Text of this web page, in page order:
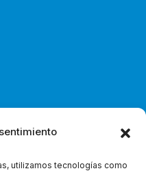
utilizamos tecnologías como